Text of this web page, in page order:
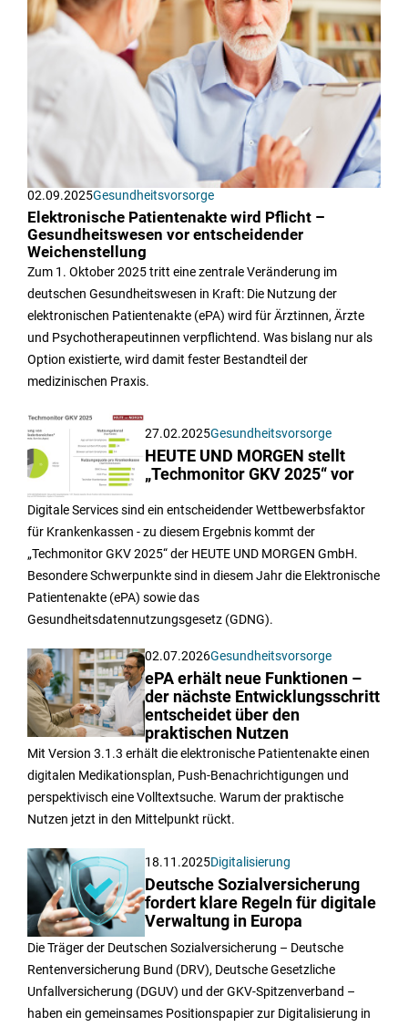
02.09.2025Gesundheitsvorsorge
Elektronische Patientenakte wird Pflicht –
Gesundheitswesen vor entscheidender
Weichenstellung
Zum 1. Oktober 2025 tritt eine zentrale Veränderung im
deutschen Gesundheitswesen in Kraft: Die Nutzung der
elektronischen Patientenakte (ePA) wird für Ärztinnen, Ärzte
und Psychotherapeutinnen verpflichtend. Was bislang nur als
Option existierte, wird damit fester Bestandteil der
medizinischen Praxis.
27.02.2025Gesundheitsvorsorge
HEUTE UND MORGEN stellt
„Techmonitor GKV 2025“ vor
Digitale Services sind ein entscheidender Wettbewerbsfaktor
für Krankenkassen - zu diesem Ergebnis kommt der
„Techmonitor GKV 2025“ der HEUTE UND MORGEN GmbH.
Besondere Schwerpunkte sind in diesem Jahr die Elektronische
Patientenakte (ePA) sowie das
Gesundheitsdatennutzungsgesetz (GDNG).
02.07.2026Gesundheitsvorsorge
ePA erhält neue Funktionen –
der nächste Entwicklungsschritt
entscheidet über den
praktischen Nutzen
Mit Version 3.1.3 erhält die elektronische Patientenakte einen
digitalen Medikationsplan, Push-Benachrichtigungen und
perspektivisch eine Volltextsuche. Warum der praktische
Nutzen jetzt in den Mittelpunkt rückt.
18.11.2025Digitalisierung
Deutsche Sozialversicherung
fordert klare Regeln für digitale
Verwaltung in Europa
Die Träger der Deutschen Sozialversicherung – Deutsche
Rentenversicherung Bund (DRV), Deutsche Gesetzliche
Unfallversicherung (DGUV) und der GKV-Spitzenverband –
haben ein gemeinsames Positionspapier zur Digitalisierung in